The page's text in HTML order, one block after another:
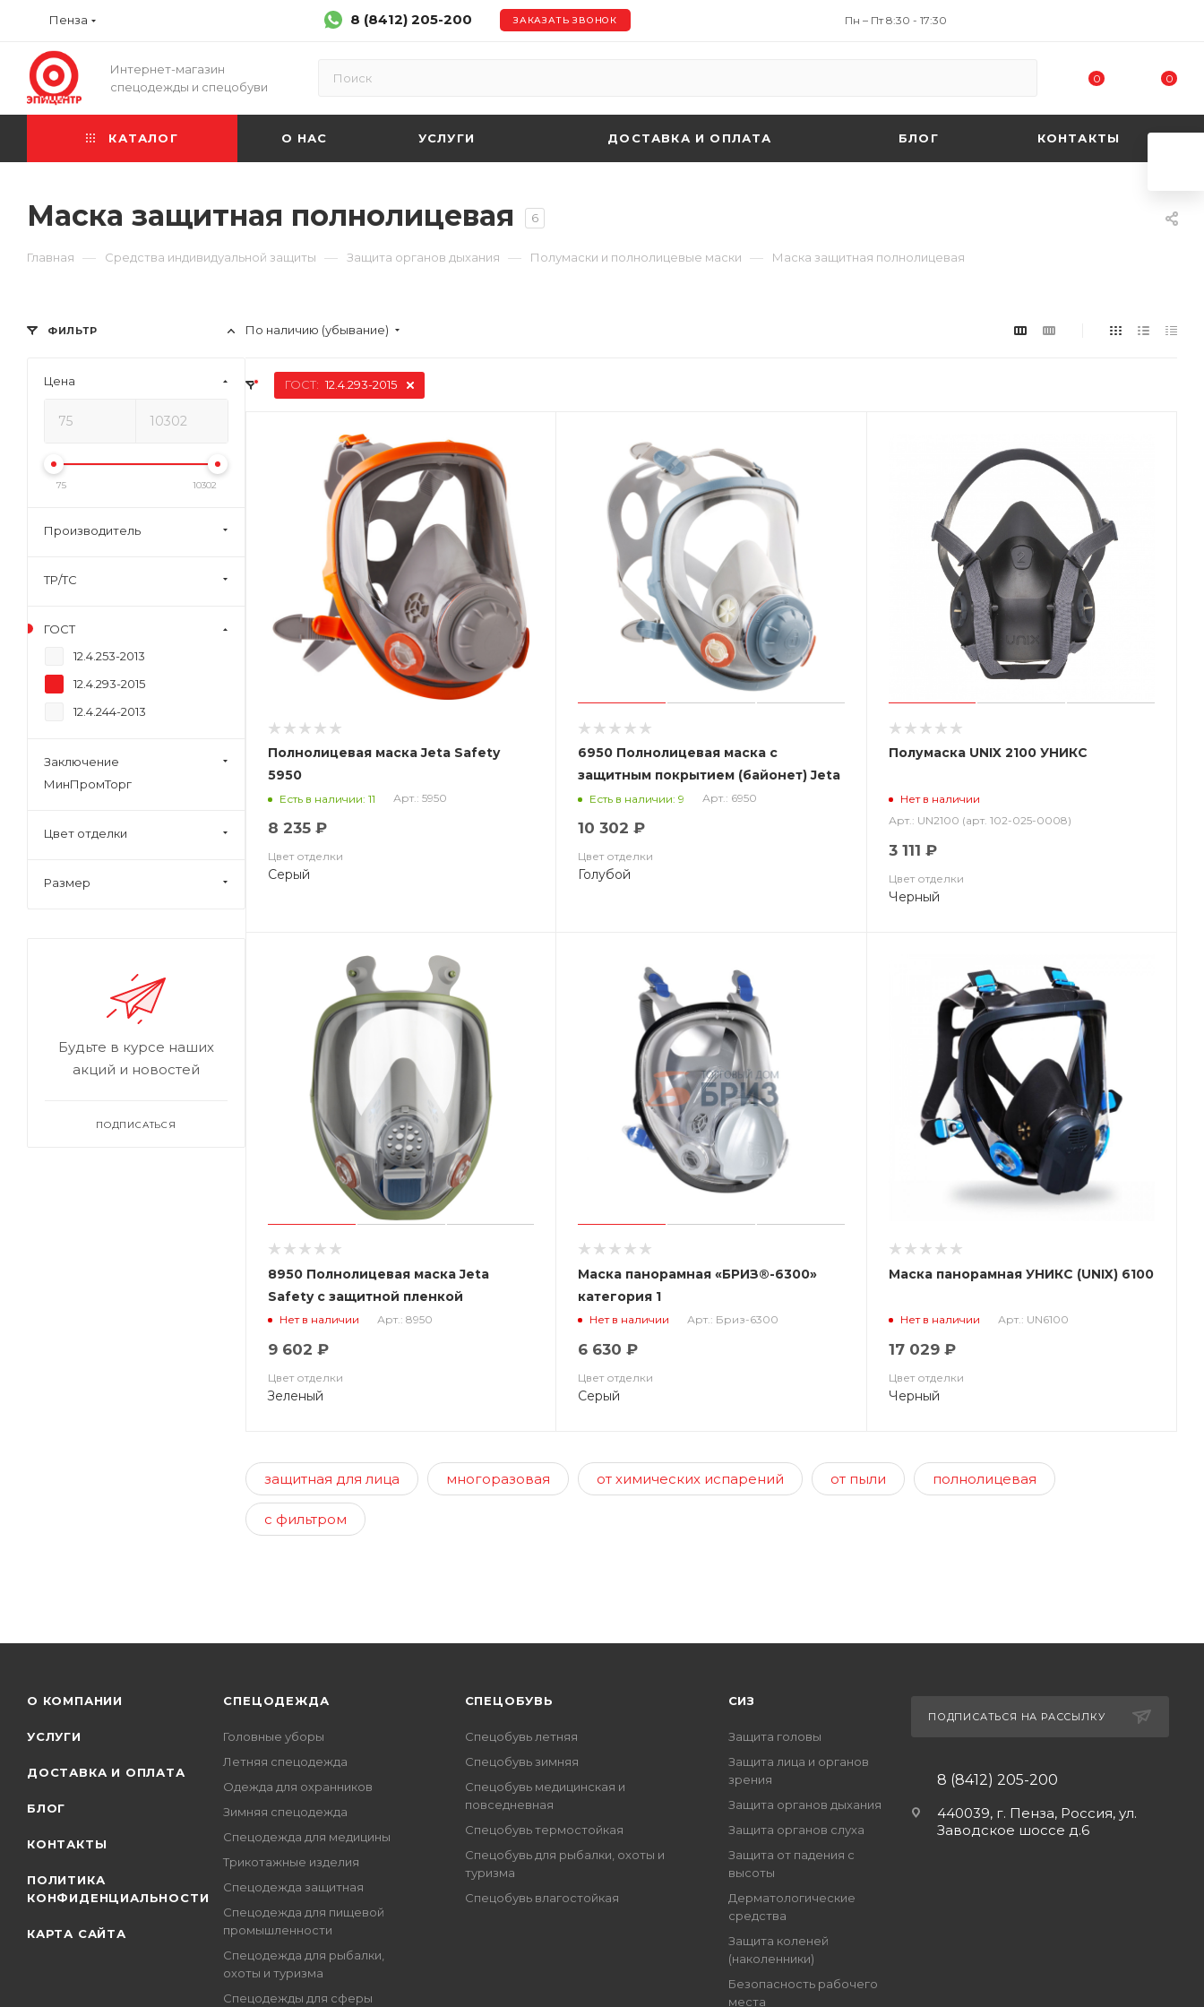
Пенза 8 (8412) 205-200 ЗАКАЗАТЬ ЗВОНОК Пн – Пт 8:30 - 17:30
Интернет-магазин
спецодежды и спецобуви
0 0
КАТАЛОГ О НАС УСЛУГИ ДОСТАВКА И ОПЛАТА БЛОГ КОНТАКТЫ
Маска защитная полнолицевая 6
Главная — Средства индивидуальной защиты — Защита органов дыхания — Полумаски и полнолицевые маски — Маска защитная полнолицевая
По наличию (убывание)
ГОСТ: 12.4.293-2015
Полнолицевая маска Jeta Safety
5950
Есть в наличии: 11 Арт.: 5950
8 235 ₽
Цвет отделки
Серый
6950 Полнолицевая маска с
защитным покрытием (байонет) Jeta
Safety
Есть в наличии: 9 Арт.: 6950
10 302 ₽
Цвет отделки
Голубой
Полумаска UNIX 2100 УНИКС
Нет в наличии
Арт.: UN2100 (арт. 102-025-0008)
3 111 ₽
Цвет отделки
Черный
8950 Полнолицевая маска Jeta
Safety с защитной пленкой
(байонет)
Нет в наличии Арт.: 8950
9 602 ₽
Цвет отделки
Зеленый
Маска панорамная «БРИЗ®-6300»
категория 1
Нет в наличии Арт.: Бриз-6300
6 630 ₽
Цвет отделки
Серый
Маска панорамная УНИКС (UNIX) 6100
Нет в наличии Арт.: UN6100
17 029 ₽
Цвет отделки
Черный
защитная для лица многоразовая от химических испарений от пыли полнолицевая
с фильтром
ФИЛЬТР
Цена
75 10302
Производитель
ТР/ТС
ГОСТ
12.4.253-2013
12.4.293-2015
12.4.244-2013
Заключение
МинПромТорг
Цвет отделки
Размер
Будьте в курсе наших
акций и новостей
ПОДПИСАТЬСЯ
О КОМПАНИИ
УСЛУГИ
ДОСТАВКА И ОПЛАТА
БЛОГ
КОНТАКТЫ
ПОЛИТИКА
КОНФИДЕНЦИАЛЬНОСТИ
КАРТА САЙТА
СПЕЦОДЕЖДА
Головные уборы
Летняя спецодежда
Одежда для охранников
Зимняя спецодежда
Спецодежда для медицины
Трикотажные изделия
Спецодежда защитная
Спецодежда для пищевой
промышленности
Спецодежда для рыбалки,
охоты и туризма
Спецодежды для сферы
CПЕЦОБУВЬ
Спецобувь летняя
Спецобувь зимняя
Спецобувь медицинская и
повседневная
Спецобувь термостойкая
Спецобувь для рыбалки, охоты и
туризма
Спецобувь влагостойкая
СИЗ
Защита головы
Защита лица и органов
зрения
Защита органов дыхания
Защита органов слуха
Защита от падения с
высоты
Дерматологические
средства
Защита коленей
(наколенники)
Безопасность рабочего
места
ПОДПИСАТЬСЯ НА РАССЫЛКУ
8 (8412) 205-200
440039, г. Пенза, Россия, ул.
Заводское шоссе д.6